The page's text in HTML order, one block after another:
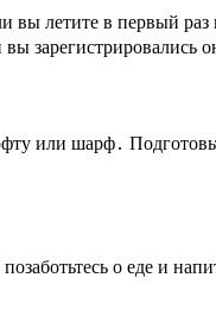
вы летите в первый
зарегистрировались
или шарф․
о еде и